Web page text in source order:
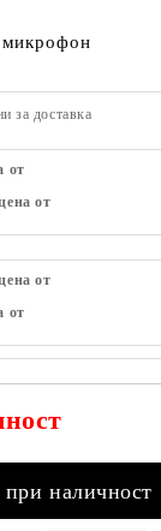
микрофон
за доставка
от
от
от
от
наличност